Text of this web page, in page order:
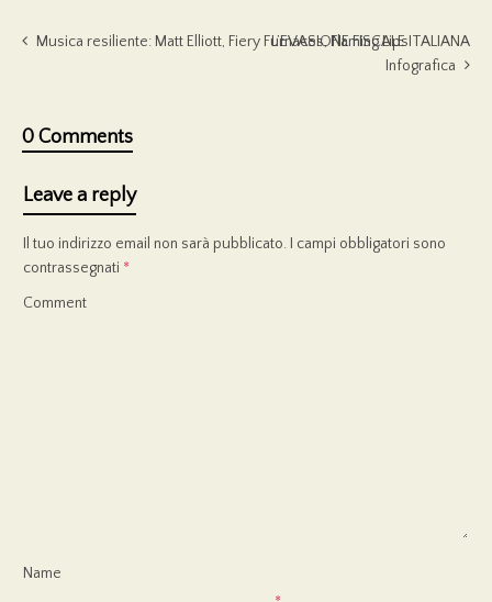
Musica resiliente: Matt Elliott, Fiery Furnaces, Flaming Lips
L’EVASIONE FISCALE ITALIANA
Infografica
0 Comments
Leave a reply
Il tuo indirizzo email non sarà pubblicato. I campi obbligatori sono
contrassegnati *
Comment
Name